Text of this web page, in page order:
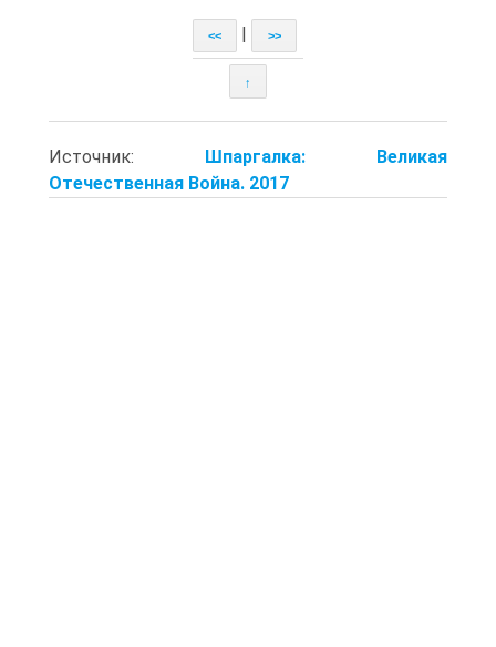
<< >>
↑
Источник: Шпаргалка: Великая
Отечественная Война. 2017